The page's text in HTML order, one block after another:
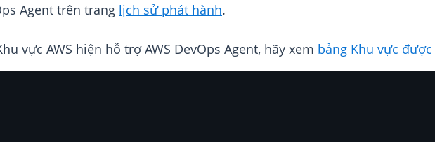
Agent trên trang lịch sử phát hành.
vực AWS hiện hỗ trợ AWS DevOps Agent, hãy xem bảng Khu vực